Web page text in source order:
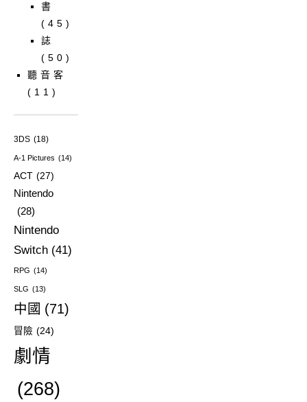
書
(45)
誌
(50)
聽音客
(11)
3DS (18)
A-1 Pictures (14)
ACT (27)
Nintendo
(28)
Nintendo
Switch (41)
RPG (14)
SLG (13)
中國 (71)
冒險 (24)
劇情
(268)